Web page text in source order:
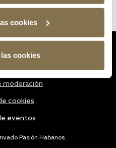
cookies
cookies
Pasión Habanos.
moderación
cookies
eventos